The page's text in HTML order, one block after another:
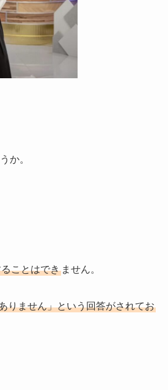
か。
ことはでき ません。
りません」という回答がされてお